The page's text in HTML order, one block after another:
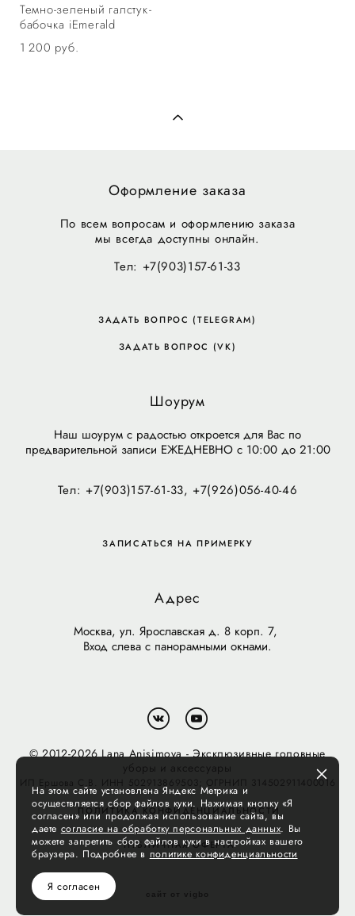
Темно-зеленый галстук-
бабочка iEmerald
1 200 pуб.
Оформление заказа
По всем вопросам и оформлению заказа
мы всегда доступны онлайн.
Тел: +7(903)157-61-33
ЗАДАТЬ ВОПРОС (TELEGRAM)
ЗАДАТЬ ВОПРОС (VK)
Шоурум
Наш шоурум с радостью откроется для Вас по
предварительной записи ЕЖЕДНЕВНО с 10:00 до 21:00
Тел: +7(903)157-61-33, +7(926)056-40-46
ЗАПИСАТЬСЯ НА ПРИМЕРКУ
Адрес
Москва, ул. Ярославская д. 8 корп. 7,
Вход слева с панорамными окнами.
© 2012-2026 Lana Anisimova - Эксклюзивные головные
уборы и аксессуары
ИП Ершова С.В. ИНН 502913869503; ОГРНИП 314502911400016
ПОЛИТИКА КОНФИДЕНЦИАЛЬНОСТИ
ПУБЛИЧНАЯ ОФЕРТА
сайт от vigbo
На этом сайте установлена Яндекс Метрика и
осуществляется сбор файлов куки. Нажимая кнопку «Я
согласен» или продолжая использование сайта, вы
даете согласие на обработку персональных данных. Вы
можете запретить сбор файлов куки в настройках вашего
браузера. Подробнее в политике конфиденциальности
Я согласен